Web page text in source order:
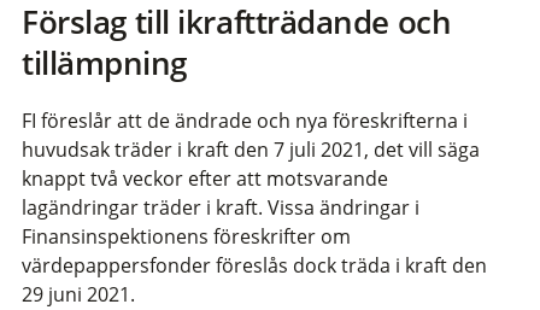
Förslag till ikraftträdande och
tillämpning
FI föreslår att de ändrade och nya föreskrifterna i
huvudsak träder i kraft den 7 juli 2021, det vill säga
knappt två veckor efter att motsvarande
lagändringar träder i kraft. Vissa ändringar i
Finansinspektionens föreskrifter om
värdepappersfonder föreslås dock träda i kraft den
29 juni 2021.